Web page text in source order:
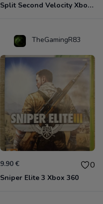
Split Second Velocity Xbox 360
TheGamingR83
9.90 € 0
Sniper Elite 3 Xbox 360